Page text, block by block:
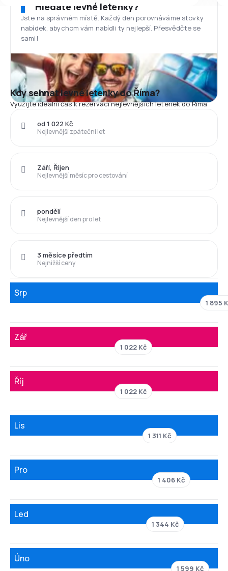
Hledáte levné letenky?
Jste na správném místě. Každý den porovnáváme stovky
nabídek, abychom vám nabídli ty nejlepší. Přesvědčte se
sami!
Kdy sehnat levné letenky do Říma?
Využijte ideální čas k rezervaci nejlevnějších letenek do Říma
Nejlevnější zpáteční let
od 1 022 Kč
Nejlevnější měsíc pro cestování
Září, Říjen
Nejlevnější den pro let
pondělí
Nejnižší ceny
3 měsíce předtím
Srp
1 895
Zář
1 022 Kč
Říj
1 022 Kč
Lis
1 311 Kč
Pro
1 406 Kč
Led
1 344 Kč
Úno
1 599 Kč